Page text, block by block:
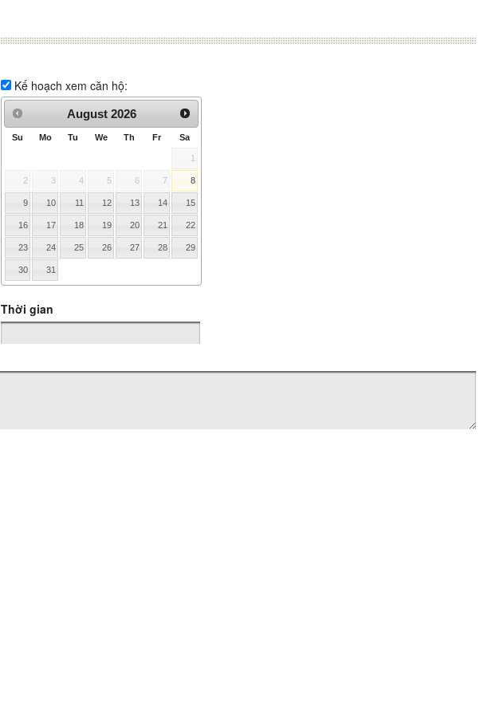
Kế hoạch xem căn hộ:
August 2026
Su Mo Tu We Th Fr Sa
1
2 3 4 5 6 7 8
9 10 11 12 13 14 15
16 17 18 19 20 21 22
23 24 25 26 27 28 29
30 31
Thời gian